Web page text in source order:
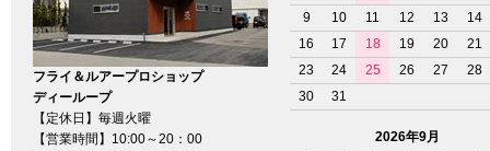
フライ＆ルアープロショップ
ディーループ
【定休日】毎週火曜
【営業時間】10:00～20：00
9
10 11 12 13
14
16
17 18 19 20
21
23
24 25 26 27
28
30
31
2026年9月